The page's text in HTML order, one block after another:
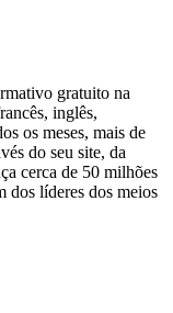
gratuito na
inglês,
os meses, mais de
do seu site, da
cerca de 50 milhões
dos líderes dos meios